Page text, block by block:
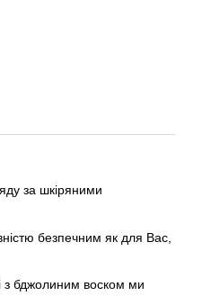
за шкіряними
безпечним як для Вас,
з бджолиним воском ми